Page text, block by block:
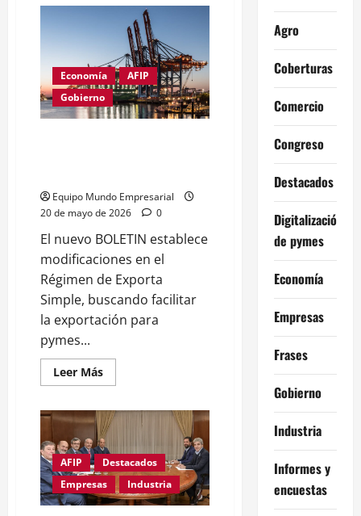
retenciones
soja
bajarán
a
15%
en
diciembre
Economía
AFIP
Gobierno
Equipo Mundo Empresarial
20 de mayo de 2026
0
El nuevo BOLETIN establece
modificaciones en el
Régimen de Exporta
Simple, buscando facilitar
la exportación para
pymes...
Leer MásLeer
más
Exporta
Simple:
cambios
en
el
régimen
de
exportación
simplificada
AFIP
Destacados
Empresas
Industria
Agro
Coberturas
Comercio
Congreso
Destacados
Digitalización
de pymes
Economía
Empresas
Frases
Gobierno
Industria
Informes y
encuestas